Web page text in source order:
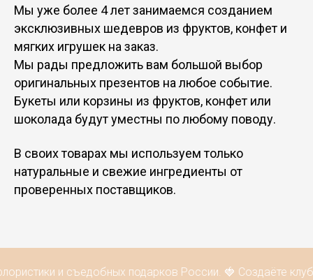
Мы уже более 4 лет занимаемся созданием
эксклюзивных шедевров из фруктов, конфет и
мягких игрушек на заказ.
Мы рады предложить вам большой выбор
оригинальных презентов на любое событие.
Букеты или корзины из фруктов, конфет или
шоколада будут уместны по любому поводу.
В своих товарах мы используем только
натуральные и свежие ингредиенты от
проверенных поставщиков.
и съедобных подарков России. 🍓 Создаёте